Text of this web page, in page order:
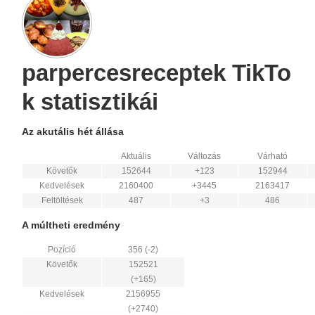
parpercesreceptek TikTo
k statisztikái
Az akutális hét állása
Aktuális Változás
Várható
Követők
152644 +123
152944
Kedvelések
2160400 +3445
2163417
Feltöltések
487 +3 486
A múltheti eredmény
Pozíció
356 (-2)
Követők
152521
(+165)
Kedvelések
2156955
(+2740)